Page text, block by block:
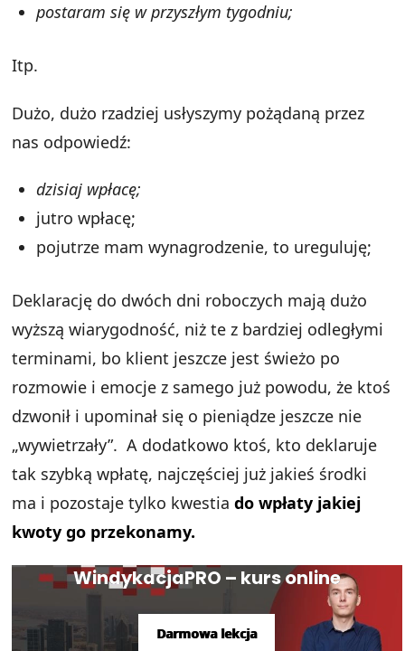
postaram się w przyszłym tygodniu;
Itp.
Dużo, dużo rzadziej usłyszymy pożądaną przez
nas odpowiedź:
dzisiaj wpłacę;
jutro wpłacę;
pojutrze mam wynagrodzenie, to ureguluję;
Deklarację do dwóch dni roboczych mają dużo
wyższą wiarygodność, niż te z bardziej odległymi
terminami, bo klient jeszcze jest świeżo po
rozmowie i emocje z samego już powodu, że ktoś
dzwonił i upominał się o pieniądze jeszcze nie
„wywietrzały”. A dodatkowo ktoś, kto deklaruje
tak szybką wpłatę, najczęściej już jakieś środki
ma i pozostaje tylko kwestiado wpłaty jakiej
kwoty go przekonamy.
WindykacjaPRO – kurs online
Darmowa lekcja